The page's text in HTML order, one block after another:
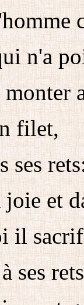
n'a
filet,
ses
et
il
ses